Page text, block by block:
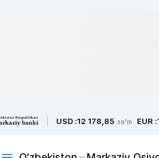
USD :12 178,85 so'm EUR :